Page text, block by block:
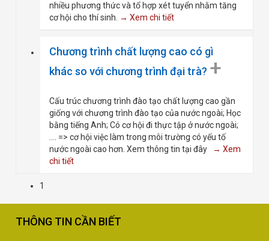
nhiều phương thức và tổ hợp xét tuyển nhằm tăng
cơ hội cho thí sinh. → Xem chi tiết
Chương trình chất lượng cao có gì
khác so với chương trình đại trà? +
Cấu trúc chương trình đào tạo chất lượng cao gần
giống với chương trình đào tạo của nước ngoài; Học
bằng tiếng Anh; Có cơ hội đi thực tập ở nước ngoài;
.... => cơ hội việc làm trong môi trường có yếu tố
nước ngoài cao hơn. Xem thông tin tại đây
→ Xem
chi tiết
1
THÔNG TIN CẦN BIẾT